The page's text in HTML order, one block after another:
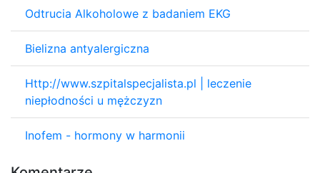
Odtrucia Alkoholowe z badaniem EKG
Bielizna antyalergiczna
Http://www.szpitalspecjalista.pl | leczenie
niepłodności u mężczyzn
Inofem - hormony w harmonii